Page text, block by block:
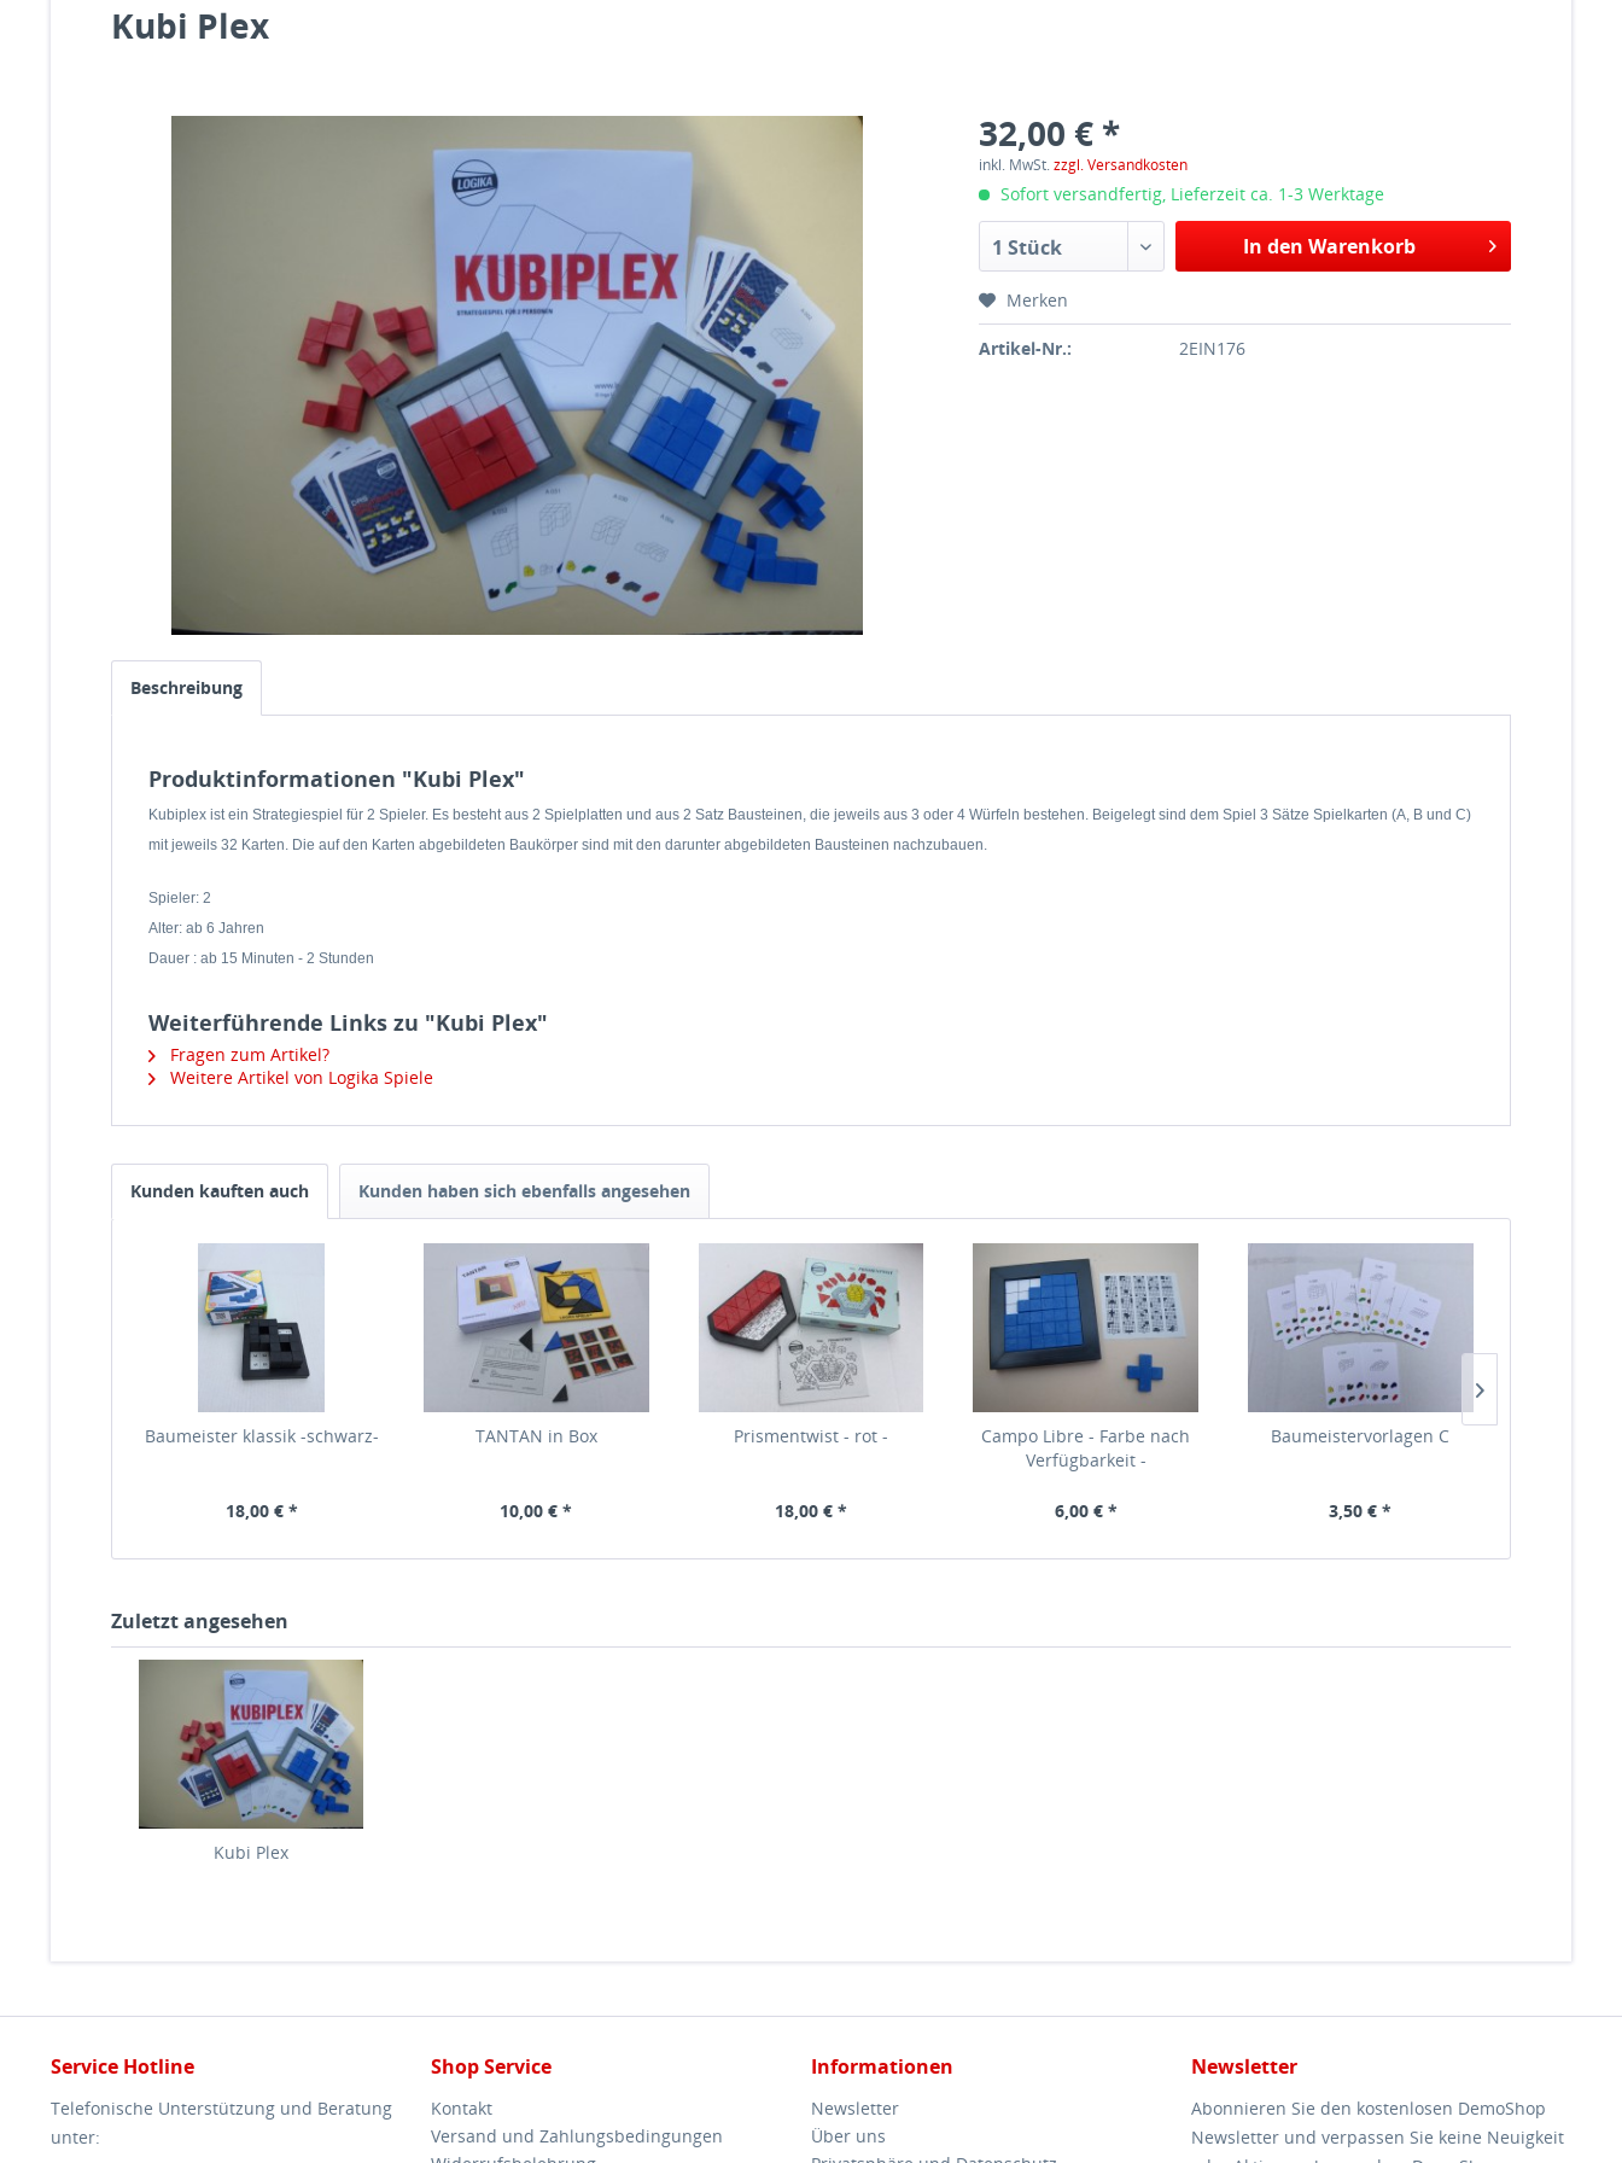
Kubi Plex
32,00 € *
inkl. MwSt.zzgl. Versandkosten
Sofort versandfertig, Lieferzeit ca. 1-3 Werktage
1 Stück In den Warenkorb
Merken
Artikel-Nr.: 2EIN176
Beschreibung
Produktinformationen "Kubi Plex"
Kubiplex ist ein Strategiespiel für 2 Spieler. Es besteht aus 2 Spielplatten und aus 2 Satz Bausteinen, die jeweils aus 3 oder 4 Würfeln bestehen. Beigelegt sind dem Spiel 3 Sätze Spielkarten (A, B und C)
mit jeweils 32 Karten. Die auf den Karten abgebildeten Baukörper sind mit den darunter abgebildeten Bausteinen nachzubauen.
Spieler: 2
Alter: ab 6 Jahren
Dauer : ab 15 Minuten - 2 Stunden
Weiterführende Links zu "Kubi Plex"
Fragen zum Artikel?
Weitere Artikel von Logika Spiele
Kunden kauften auch Kunden haben sich ebenfalls angesehen
Baumeister klassik -schwarz-
18,00 € *
TANTAN in Box
10,00 € *
Prismentwist - rot -
18,00 € *
Campo Libre - Farbe nach
Verfügbarkeit -
6,00 € *
Baumeistervorlagen C
3,50 € *
Zuletzt angesehen
Kubi Plex
Service Hotline
Telefonische Unterstützung und Beratung
unter:
Shop Service
Kontakt
Versand und Zahlungsbedingungen
Informationen
Newsletter
Über uns
Newsletter
Abonnieren Sie den kostenlosen DemoShop
Newsletter und verpassen Sie keine Neuigkeit